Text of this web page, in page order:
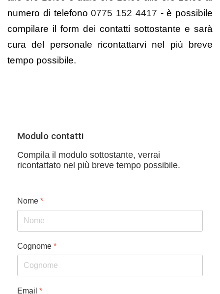
numero di telefono0775 152 4417 - è possibile
compilare il form dei contatti sottostante e sarà
cura del personale ricontattarvi nel più breve
tempo possibile.
Modulo contatti
Compila il modulo sottostante, verrai
ricontattato nel più breve tempo possibile.
Nome *
Cognome *
Email *